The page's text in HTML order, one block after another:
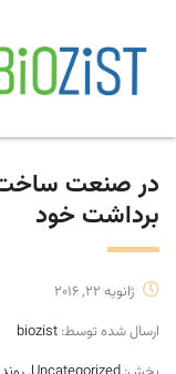
در صنعت ساخت
برداشت خود
ژانویه 22, 2016
ارسال شده توسط: biozist